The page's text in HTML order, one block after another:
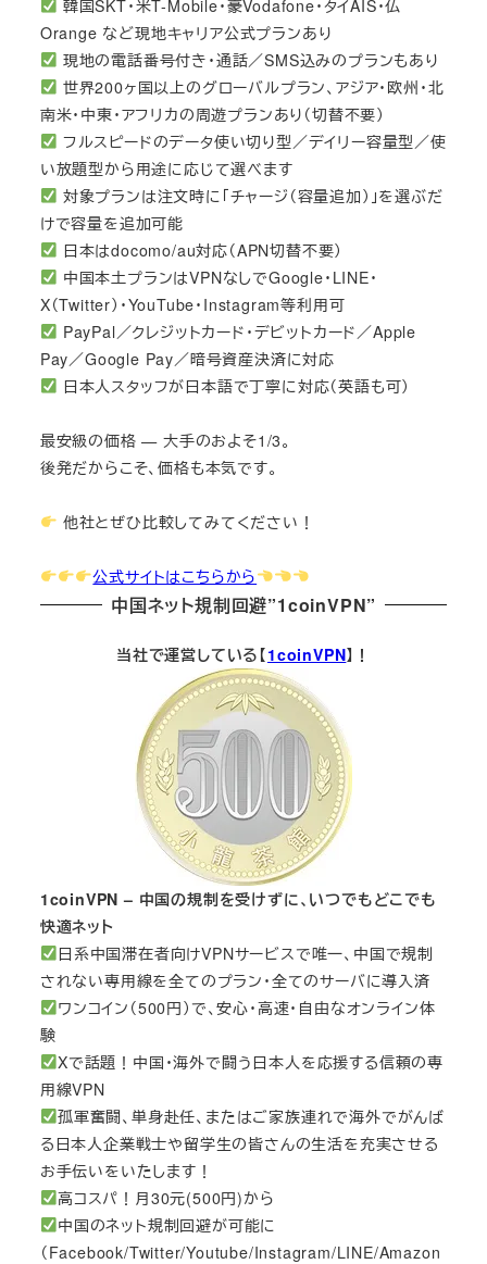
韓国SKT・米T-Mobile・豪Vodafone・タイAIS・仏
Orange など現地キャリア公式プランあり
現地の電話番号付き・通話／SMS込みのプランもあり
世界200ヶ国以上のグローバルプラン、アジア・欧州・北
南米・中東・アフリカの周遊プランあり（切替不要）
フルスピードのデータ使い切り型／デイリー容量型／使
い放題型から用途に応じて選べます
対象プランは注文時に「チャージ（容量追加）」を選ぶだ
けで容量を追加可能
日本はdocomo/au対応（APN切替不要）
中国本土プランはVPNなしでGoogle・LINE・
X（Twitter）・YouTube・Instagram等利用可
PayPal／クレジットカード・デビットカード／Apple
Pay／Google Pay／暗号資産決済に対応
日本人スタッフが日本語で丁寧に対応（英語も可）
最安級の価格 — 大手のおよそ1/3。
後発だからこそ、価格も本気です。
他社とぜひ比較してみてください！
公式サイトはこちらから
中国ネット規制回避”1coinVPN”
当社で運営している【1coinVPN】！
1coinVPN – 中国の規制を受けずに、いつでもどこでも
快適ネット
日系中国滞在者向けVPNサービスで唯一、中国で規制
されない専用線を全てのプラン・全てのサーバに導入済
ワンコイン（500円）で、安心・高速・自由なオンライン体
験
Xで話題！中国・海外で闘う日本人を応援する信頼の専
用線VPN
孤軍奮闘、単身赴任、またはご家族連れで海外でがんば
る日本人企業戦士や留学生の皆さんの生活を充実させる
お手伝いをいたします！
高コスパ！月30元(500円)から
中国のネット規制回避が可能に
（Facebook/Twitter/Youtube/Instagram/LINE/Amazon